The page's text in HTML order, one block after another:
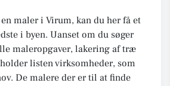
maler i Virum, kan du her få et
i byen. Uanset om du søger
maleropgaver, lakering af træ
listen virksomheder, som
De malere der er til at finde